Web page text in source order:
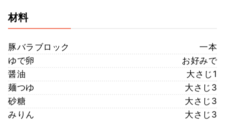
材料
豚バラブロック
一本
ゆで卵
お好みで
醤油
大さじ1
麺つゆ
大さじ3
砂糖
大さじ3
みりん
大さじ3